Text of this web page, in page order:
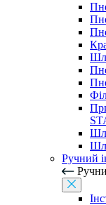
Ручний